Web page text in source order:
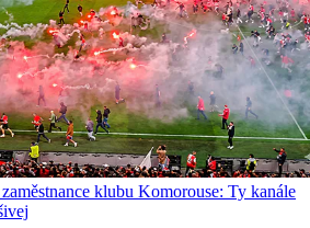
klubu Komorouse: Ty kanále